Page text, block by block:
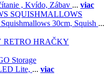
, Kvído, Zábav ... viac
SQUISHMALLOWS
Squishmallows 30cm, Squish ...
RETRO HRAČKY
Storage
Lite, ... viac